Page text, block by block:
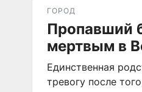
ГОРОД
Пропавший
мертвым в
Единственная
тревогу после